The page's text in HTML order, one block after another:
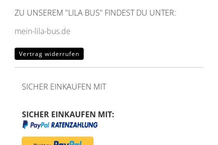
ZU UNSEREM "LILA BUS" FINDEST DU UNTER:
mein-lila-bus.de
Vertrag widerrufen
SICHER EINKAUFEN MIT
SICHER EINKAUFEN MIT: